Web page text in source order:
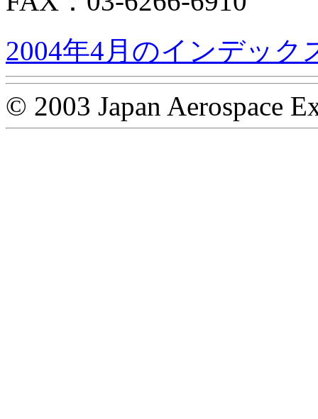
2004年4月のインデック
© 2003 Japan Aerospace